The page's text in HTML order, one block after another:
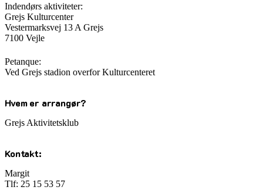
Indendørs aktiviteter:
Grejs Kulturcenter
Vestermarksvej 13 A Grejs
7100 Vejle
Petanque:
Ved Grejs stadion overfor Kulturcenteret
Hvem er arrangør?
Grejs Aktivitetsklub
Kontakt:
Margit
Tlf: 25 15 53 57